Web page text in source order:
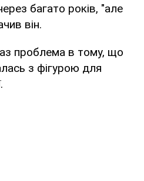
багато років, "але
він.
проблема в тому, що
з фігурою для